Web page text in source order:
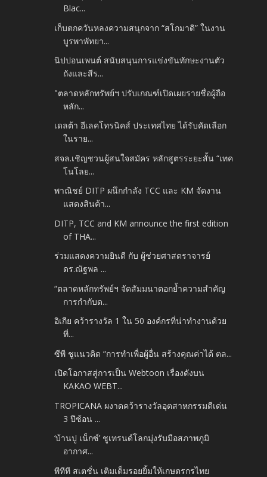
Blac...
เก็บตกควันหลงความสนุกจาก “สโกมาดิ” ในงาน
บูรพาพัทยา...
นิปปอนเพนต์ สนับสนุนการแข่งขันทักษะงานตัว
ถังและสีร...
"ตลาดหลักทรัพย์ฯ ปรับเกณฑ์เปิดเผยรายชื่อผู้ถือ
หลัก...
เดลต้า อีเลคโทรนิคส์ ประเทศไทย ได้รับคัดเลือก
ในราย...
สจล.เชิญชวนผู้สนใจสมัคร หลักสูตรระยะสั้น “เทค
โนโลย...
พาณิชย์ DITP ผนึกกำลัง TCC และ KM จัดงาน
แสดงสินค้า...
DITP, TCC and KM announce the first edition
of THA...
ร่วมแสดงความยินดี กับ ผู้ช่วยศาสตราจารย์
ดร.ณัฐพล ...
“ตลาดหลักทรัพย์ฯ จัดสัมมนาตอกย้ำความสำคัญ
การกำกับด...
อิเกีย คว้ารางวัล 1 ใน 50 องค์กรที่น่าทำงานด้วย
ที่...
ซีพี ชูแนวคิด “การทำเพื่อผู้อื่น สร้างคุณค่าได้ ตล...
เปิดโอกาสสู่การเป็น Webtoon เรื่องดังบน
KAKAO WEBT...
TROPICANA ผงาดคว้ารางวัลอุตสาหกรรมดีเด่น
3 ปีซ้อน ...
‘บ้านปู เน็กซ์’ ชูเทรนด์โลกมุ่งรับมือสภาพภูมิ
อากาศ...
พีทีที สเตชั่น เติมเต็มรอยยิ้มให้เกษตรกรไทย